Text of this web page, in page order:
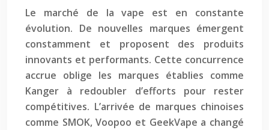
Le marché de la vape est en constante
évolution. De nouvelles marques émergent
constamment et proposent des produits
innovants et performants. Cette concurrence
accrue oblige les marques établies comme
Kanger à redoubler d’efforts pour rester
compétitives. L’arrivée de marques chinoises
comme SMOK, Voopoo et GeekVape a changé